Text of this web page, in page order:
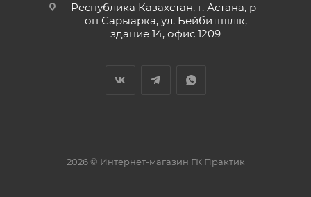
Республика Казахстан, г. Астана, р-
он Сарыарка, ул. Бейбитшiлiк,
здание 14, офис 1209
2026 © Интернет-магазин ГК Практик